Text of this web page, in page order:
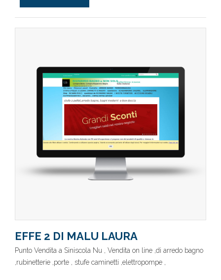
EFFE 2 DI MALU LAURA
Punto Vendita a Siniscola Nu , Vendita on line ,di arredo bagno
,rubinetterie ,porte , stufe caminetti ,elettropompe ,